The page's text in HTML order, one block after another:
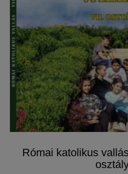
Római katolikus